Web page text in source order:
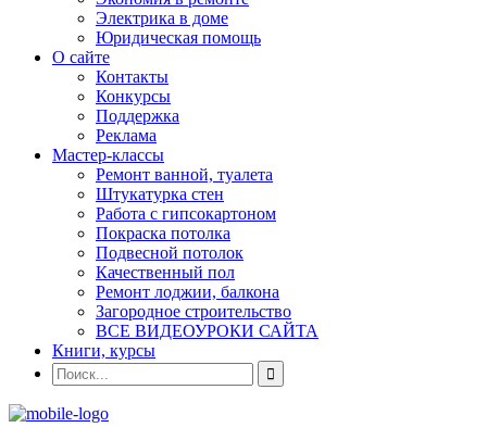
Электрика в доме
Юридическая помощь
О сайте
Контакты
Конкурсы
Поддержка
Реклама
Мастер-классы
Ремонт ванной, туалета
Штукатурка стен
Работа с гипсокартоном
Покраска потолка
Подвесной потолок
Качественный пол
Ремонт лоджии, балкона
Загородное строительство
ВСЕ ВИДЕОУРОКИ САЙТА
Книги, курсы